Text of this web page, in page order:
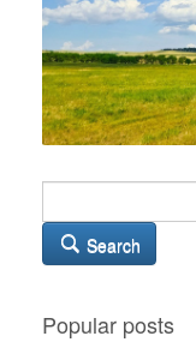
Search
Popular posts